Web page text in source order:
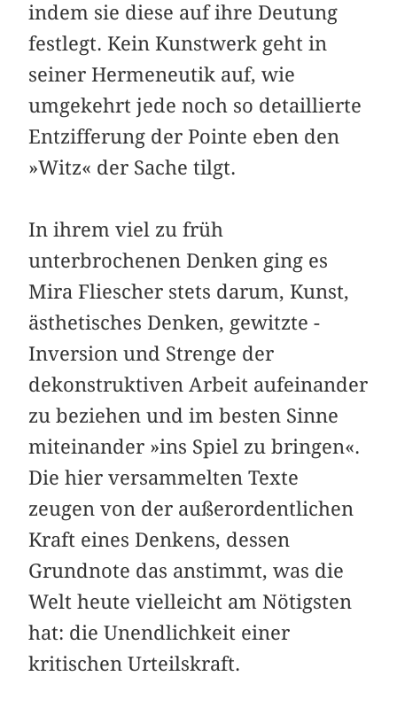
indem sie diese auf ihre Deutung
festlegt. Kein Kunstwerk geht in
seiner Hermeneutik auf, wie
umgekehrt jede noch so detaillierte
Entzifferung der Pointe eben den
»Witz« der Sache tilgt.
In ihrem viel zu früh
unterbrochenen Denken ging es
Mira ­Fliescher stets darum, Kunst,
ästhetisches Denken, gewitzte ­
Inversion und Strenge der
dekonstruktiven Arbeit aufeinander
zu beziehen und im besten Sinne
miteinander »ins Spiel zu bringen«.
Die hier versammelten Texte
zeugen von der außerordentlichen
Kraft eines Denkens, dessen
Grundnote das ­anstimmt, was die
Welt heute vielleicht am Nötigsten
hat: die Unendlichkeit einer
kritischen Urteilskraft.